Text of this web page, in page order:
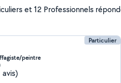
et 12 Professionnels
Particulier
peintre
avis)